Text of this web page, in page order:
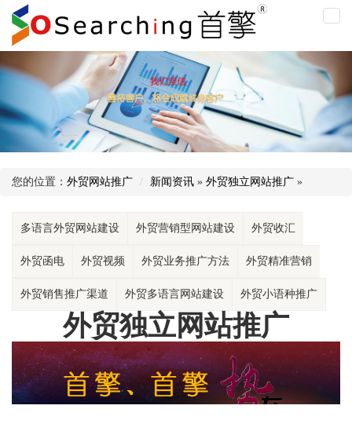
外
独
网
站
广
您的位置： 外贸网站推广 新闻资讯 » 外贸独立网站推广 »
多语言外贸网站建设 外贸营销型网站建设 外贸收汇
外贸函电 外贸视频 外贸业务推广方法 外贸精准营销
外贸销售推广渠道 外贸多语言网站建设 外贸小语种推广
外贸独立网站推广